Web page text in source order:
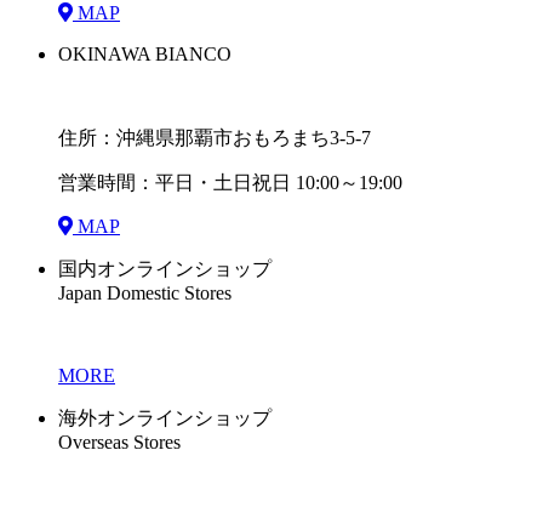
MAP
OKINAWA BIANCO
住所：沖縄県那覇市おもろまち3-5-7
営業時間：平日・土日祝日 10:00～19:00
MAP
国内オンラインショップ
Japan Domestic Stores
MORE
海外オンラインショップ
Overseas Stores